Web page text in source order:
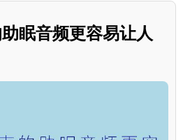
眠音频更容易让人